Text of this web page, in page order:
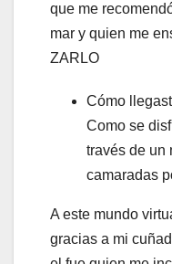
que me
mar y quien me
ZARLO
Cómo
Como se
través de un
camaradas
A este mundo
gracias a mi